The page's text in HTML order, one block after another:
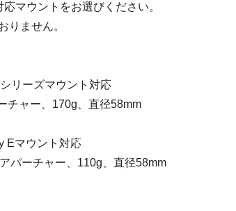
マウントをお選びください。
りません。
リーズマウント対応
チャー、170g、直径58mm
Eマウント対応
パーチャー、110g、直径58mm